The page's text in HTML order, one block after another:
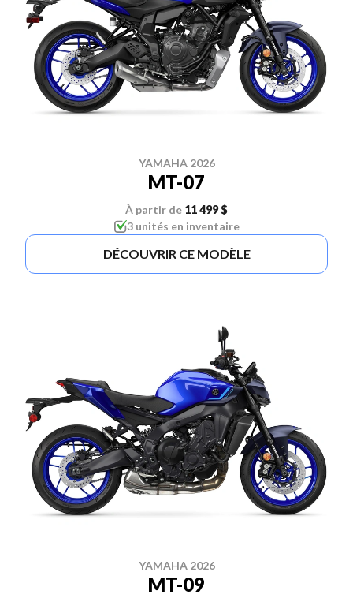
YAMAHA 2026
MT-07
À partir de 11 499 $
3 unités en inventaire
DÉCOUVRIR CE MODÈLE
YAMAHA 2026
MT-09